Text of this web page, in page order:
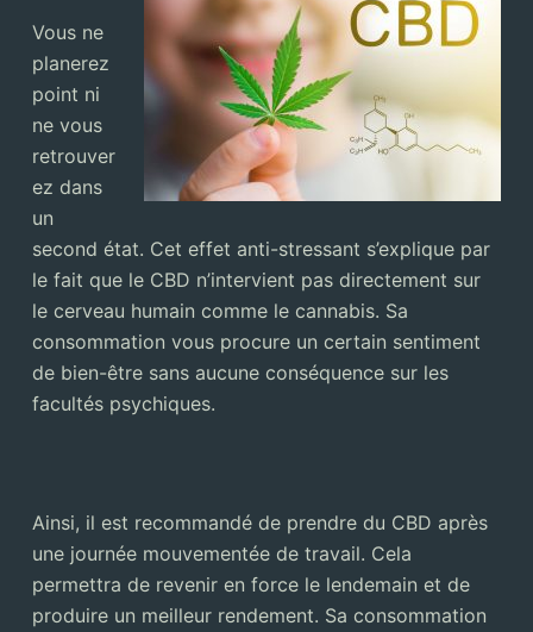
Vous ne
planerez
point ni
ne vous
retrouver
ez dans
un
second état. Cet effet anti-stressant s’explique par
le fait que le CBD n’intervient pas directement sur
le cerveau humain comme le cannabis. Sa
consommation vous procure un certain sentiment
de bien-être sans aucune conséquence sur les
facultés psychiques.
Ainsi, il est recommandé de prendre du CBD après
une journée mouvementée de travail. Cela
permettra de revenir en force le lendemain et de
produire un meilleur rendement. Sa consommation